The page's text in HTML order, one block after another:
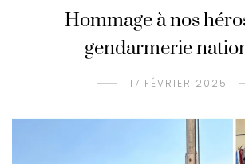
Hommage à nos
gendarmerie
17 FÉVRIER 2025